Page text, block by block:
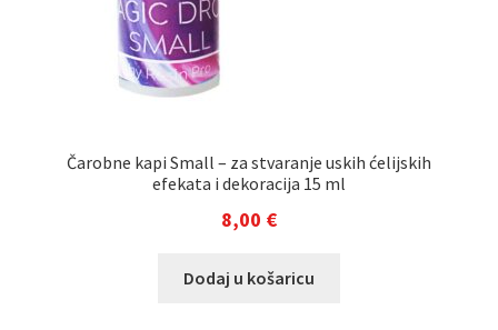
Čarobne kapi Small – za stvaranje uskih ćelijskih
efekata i dekoracija 15 ml
8,00 €
Dodaj u košaricu